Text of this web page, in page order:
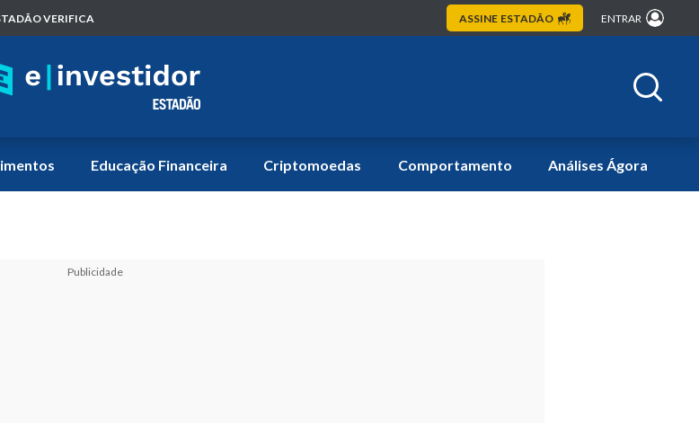
VERIFICA ASSINE ESTADÃO ENTRAR
Educação Financeira Criptomoedas Comportamento Análises Ágora
Publicidade